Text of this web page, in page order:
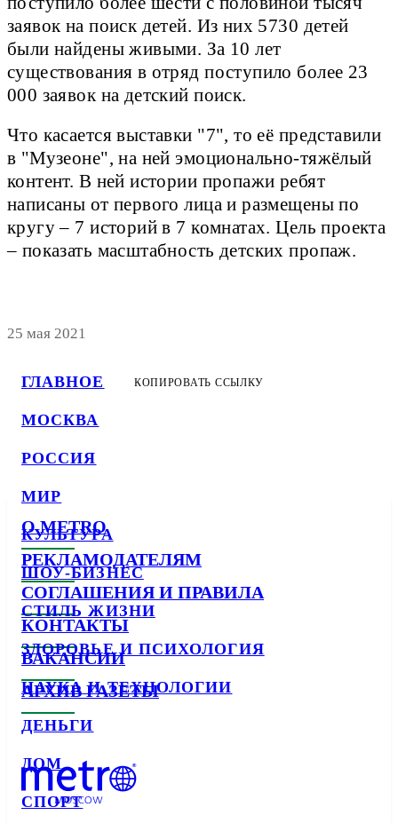
ГЛАВНОЕ
МОСКВА
РОССИЯ
МИР
КУЛЬТУРА
ШОУ-БИЗНЕС
СТИЛЬ ЖИЗНИ
ЗДОРОВЬЕ И ПСИХОЛОГИЯ
НАУКА И ТЕХНОЛОГИИ
ДЕНЬГИ
ДОМ
СПОРТ
заявок на поиск детей. Из них 5730 детей
были найдены живыми. За 10 лет
существования в отряд поступило более 23
000 заявок на детский поиск.
Что касается выставки "7", то её представили
в "Музеоне", на ней эмоционально-тяжёлый
контент. В ней истории пропажи ребят
написаны от первого лица и размещены по
кругу – 7 историй в 7 комнатах. Цель проекта
– показать масштабность детских пропаж.
25 мая 2021
КОПИРОВАТЬ ССЫЛКУ
О METRO
РЕКЛАМОДАТЕЛЯМ
СОГЛАШЕНИЯ И ПРАВИЛА
КОНТАКТЫ
ВАКАНСИИ
АРХИВ ГАЗЕТЫ